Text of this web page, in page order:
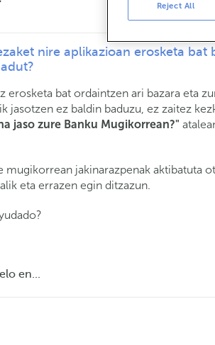
nire aplikazioan erosketa bat
erosketa bat ordaintzen ari bazara eta
jasotzen ez baldin baduzu, ez zaitez
jaso zure Banku Mugikorrean?"
mugikorrean jakinarazpenak aktibatuta
eta errazen egin ditzazun.
en...
Reject All